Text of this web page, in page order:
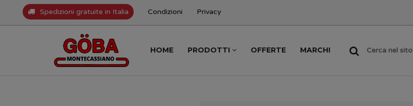
Spedizioni gratuite in Italia Condizioni Privacy
HOME PRODOTTI OFFERTE MARCHI Cerca nel sito